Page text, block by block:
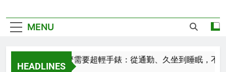
域名权重：增长与优化策略
MENU
HEADLINES
都市人為什麼需要超輕手錶：從通勤、久坐到睡眠，不影響